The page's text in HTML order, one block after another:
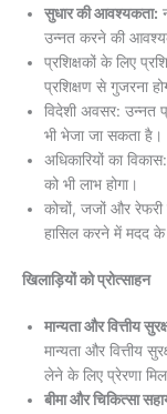
सुधार की आवश्यकता:
उन्नत करने की
प्रशिक्षकों के लिए
प्रशिक्षण से गुजरना
विदेशी अवसर: उन्नत
भी भेजा जा सकता है।
अधिकारियों का
को भी लाभ होगा।
कोचों, जजों और
हासिल करने में मदद के
खिलाड़ियों को प्रोत्साहन
मान्यता और वित्तीय
मान्यता और वित्तीय
लेने के लिए प्रेरणा
बीमा और चिकित्सा